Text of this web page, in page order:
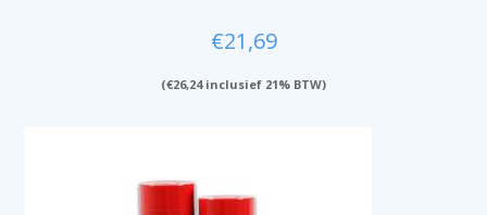
€21,69
(€26,24inclusief 21% BTW)